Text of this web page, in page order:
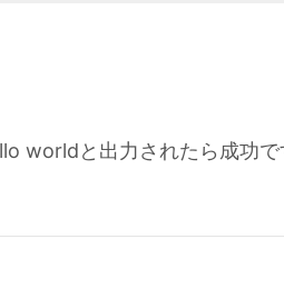
worldと出力されたら成功で